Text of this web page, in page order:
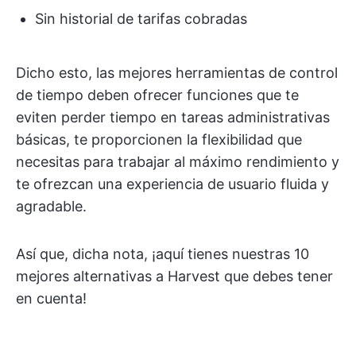
Sin historial de tarifas cobradas
Dicho esto, las mejores herramientas de control
de tiempo deben ofrecer funciones que te
eviten perder tiempo en tareas administrativas
básicas, te proporcionen la flexibilidad que
necesitas para trabajar al máximo rendimiento y
te ofrezcan una experiencia de usuario fluida y
agradable.
Así que, dicha nota, ¡aquí tienes nuestras 10
mejores alternativas a Harvest que debes tener
en cuenta!